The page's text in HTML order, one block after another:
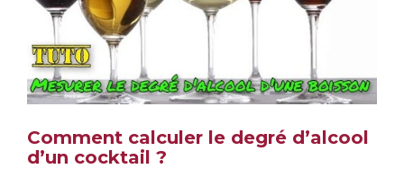
Comment calculer le degré d’alcool
d’un cocktail ?